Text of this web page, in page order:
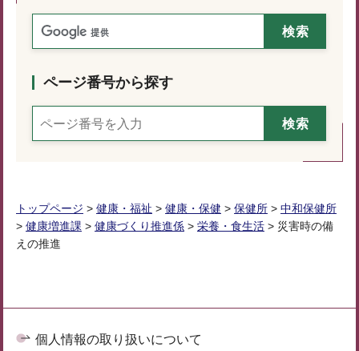
ページ番号から探す
トップページ > 健康・福祉 > 健康・保健 > 保健所 > 中和保健所
> 健康増進課 > 健康づくり推進係 > 栄養・食生活 > 災害時の備
えの推進
個人情報の取り扱いについて